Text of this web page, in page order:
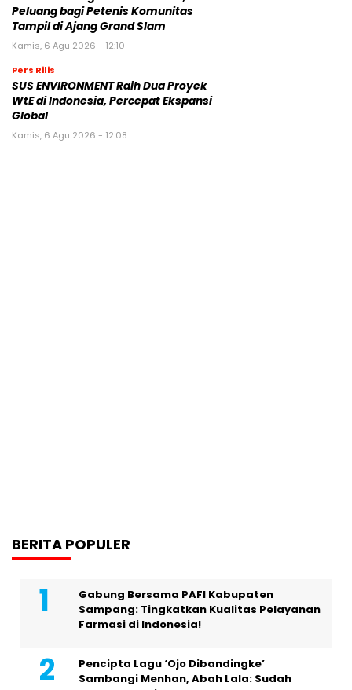
Peluang bagi Petenis Komunitas
Tampil di Ajang Grand Slam
Kamis, 6 Agu 2026 - 12:10
Pers Rilis
SUS ENVIRONMENT Raih Dua Proyek
WtE di Indonesia, Percepat Ekspansi
Global
Kamis, 6 Agu 2026 - 12:08
BERITA POPULER
Gabung Bersama PAFI Kabupaten
Sampang: Tingkatkan Kualitas Pelayanan
Farmasi di Indonesia!
Pencipta Lagu ‘Ojo Dibandingke’
Sambangi Menhan, Abah Lala: Sudah